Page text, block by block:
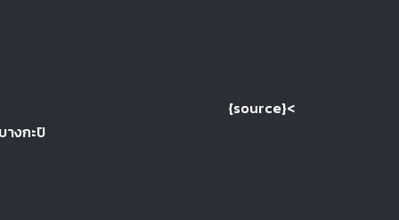
งกะปิ
{source}<